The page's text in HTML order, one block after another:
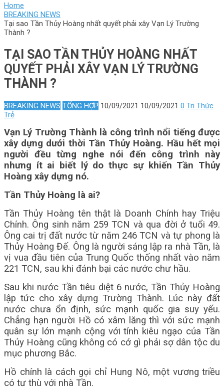
Home
BREAKING NEWS
Tại sao Tần Thủy Hoàng nhất quyết phải xây Vạn Lý Trường
Thành ?
TẠI SAO TẦN THỦY HOÀNG NHẤT
QUYẾT PHẢI XÂY VẠN LÝ TRƯỜNG
THÀNH ?
BREAKING NEWS TỔNG HỢP 10/09/2021 10/09/2021 0 Tri Thức
Trẻ
Vạn Lý Trường Thành là công trình nổi tiếng được
xây dựng dưới thời Tần Thủy Hoàng. Hầu hết mọi
người đều từng nghe nói đến công trình này
nhưng ít ai biết lý do thực sự khiến Tần Thủy
Hoàng xây dựng nó.
Tần Thủy Hoàng là ai?
Tần Thủy Hoàng tên thật là Doanh Chính hay Triệu
Chính. Ông sinh năm 259 TCN và qua đời ở tuổi 49.
Ông cai trị đất nước từ năm 246 TCN và tự phong là
Thủy Hoàng Đế. Ông là người sáng lập ra nhà Tần, là
vị vua đầu tiên của Trung Quốc thống nhất vào năm
221 TCN, sau khi đánh bại các nước chư hầu.
Sau khi nước Tần tiêu diệt 6 nước, Tần Thủy Hoàng
lập tức cho xây dựng Trường Thành. Lúc này đất
nước chưa ổn định, sức mạnh quốc gia suy yếu.
Chẳng hạn người Hồ có xâm lăng thì với sức mạnh
quân sự lớn mạnh cộng với tính kiêu ngạo của Tần
Thủy Hoàng cũng không có cớ gì phải sợ dân tộc du
mục phương Bắc.
Hồ chính là cách gọi chỉ Hung Nô, một vương triều
có tư thù với nhà Tần.